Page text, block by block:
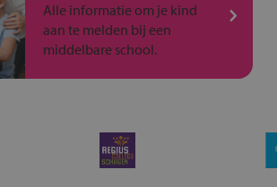
Alle informatie om je kind
aan te melden bij een
middelbare school.